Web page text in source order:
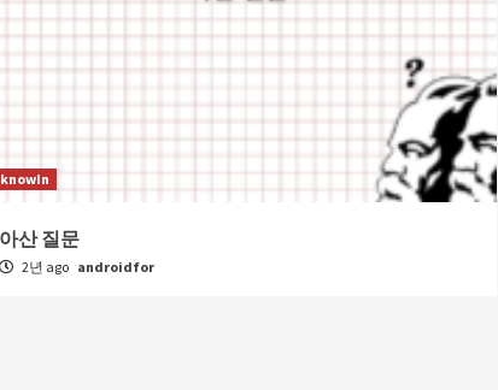
knowIn
아산 질문
2년 ago androidfor